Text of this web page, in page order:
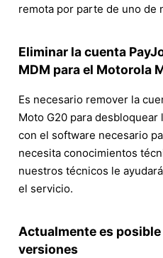
remota por parte de uno de
Eliminar la cuenta
MDM para el Motorola
Es necesario remover la
Moto G20 para desbloquear
con el software necesario
necesita conocimientos
nuestros técnicos le
el servicio.
Actualmente es
versiones